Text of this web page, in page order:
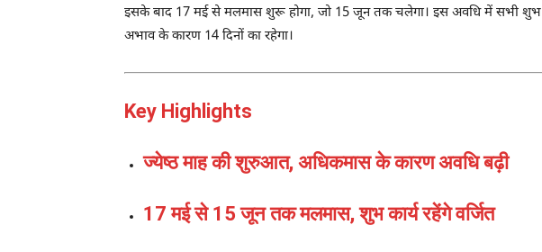
इसके बाद 17 मई से मलमास शुरू होगा, जो 15 जून तक चलेगा। इस अवधि में सभी शुभ
अभाव के कारण 14 दिनों का रहेगा।
Key Highlights
ज्येष्ठ माह की शुरुआत, अधिकमास के कारण अवधि बढ़ी
17 मई से 15 जून तक मलमास, शुभ कार्य रहेंगे वर्जित